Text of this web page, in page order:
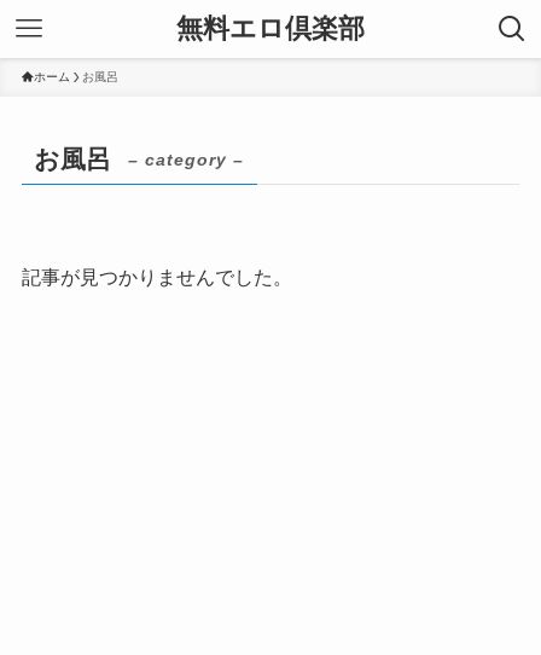
無料エロ倶楽部
ホーム お風呂
お風呂 – category –
記事が見つかりませんでした。